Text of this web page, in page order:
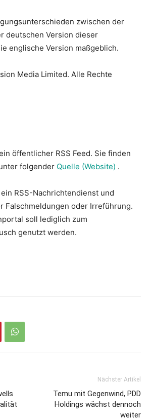
zwischen der
deutschen Version dieser
englische Version maßgeblich.
Media Limited. Alle Rechte
öffentlicher RSS Feed. Sie finden
folgender Quelle (Website) .
RSS-Nachrichtendienst und
Falschmeldungen oder Irreführung.
soll lediglich zum
genutzt werden.
Nächster Artikel
Temu mit Gegenwind, PDD
Holdings wächst dennoch
weiter